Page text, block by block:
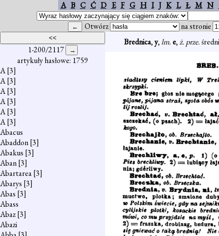
A B C Ć D E F G H I J K L Ł M N
Otwórz na stronie
1-200/2117
artykuły hasłowe: 1759
A[3]
A[3]
A[3]
A[3]
A[3]
A[3]
Abacus
Abaddon[3]
Abakus [3]
Aban[3]
Abartarea[3]
Abarys [3]
Abas [3]
Abass
Abaz[3]
Abazi
Brednica,y,lm.e,ż. prze.